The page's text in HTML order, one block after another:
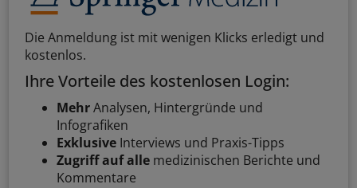
Die Anmeldung ist mit wenigen Klicks erledigt und
kostenlos.
Ihre Vorteile des kostenlosen Login:
MehrAnalysen, Hintergründe und
Infografiken
Exklusive Interviews und Praxis-Tipps
Zugriff auf alle medizinischen Berichte und
Kommentare